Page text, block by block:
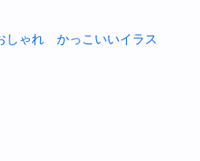
ゃれ かっこいいイラス